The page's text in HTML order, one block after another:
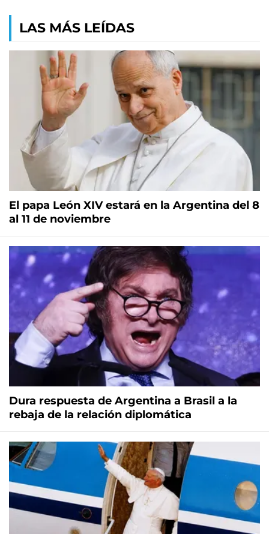
LAS MÁS LEÍDAS
El papa León XIV estará en la Argentina del 8
al 11 de noviembre
Dura respuesta de Argentina a Brasil a la
rebaja de la relación diplomática